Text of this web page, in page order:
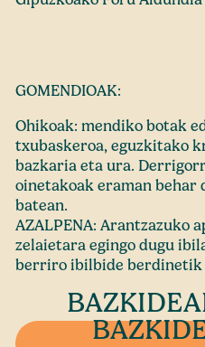
GOMENDIOAK:
Ohikoak: mendiko botak
txubaskeroa, eguzkitako
bazkaria eta ura.
oinetakoak eraman behar
batean.
AZALPENA: Arantzazuko
zelaietara egingo dugu
berriro ibilbide berdinetik